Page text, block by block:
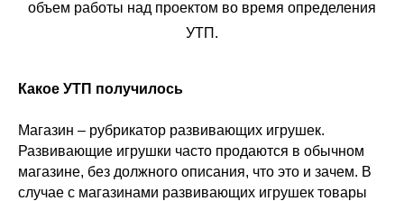
объем работы над проектом во время определения
УТП.
Какое УТП получилось
Магазин – рубрикатор развивающих игрушек.
Развивающие игрушки часто продаются в обычном
магазине, без должного описания, что это и зачем. В
случае с магазинами развивающих игрушек товары